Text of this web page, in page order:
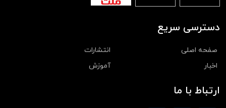
دسترسی سریع
صفحه اصلی
انتشارات
اخبار
آموزش
ارتباط با ما